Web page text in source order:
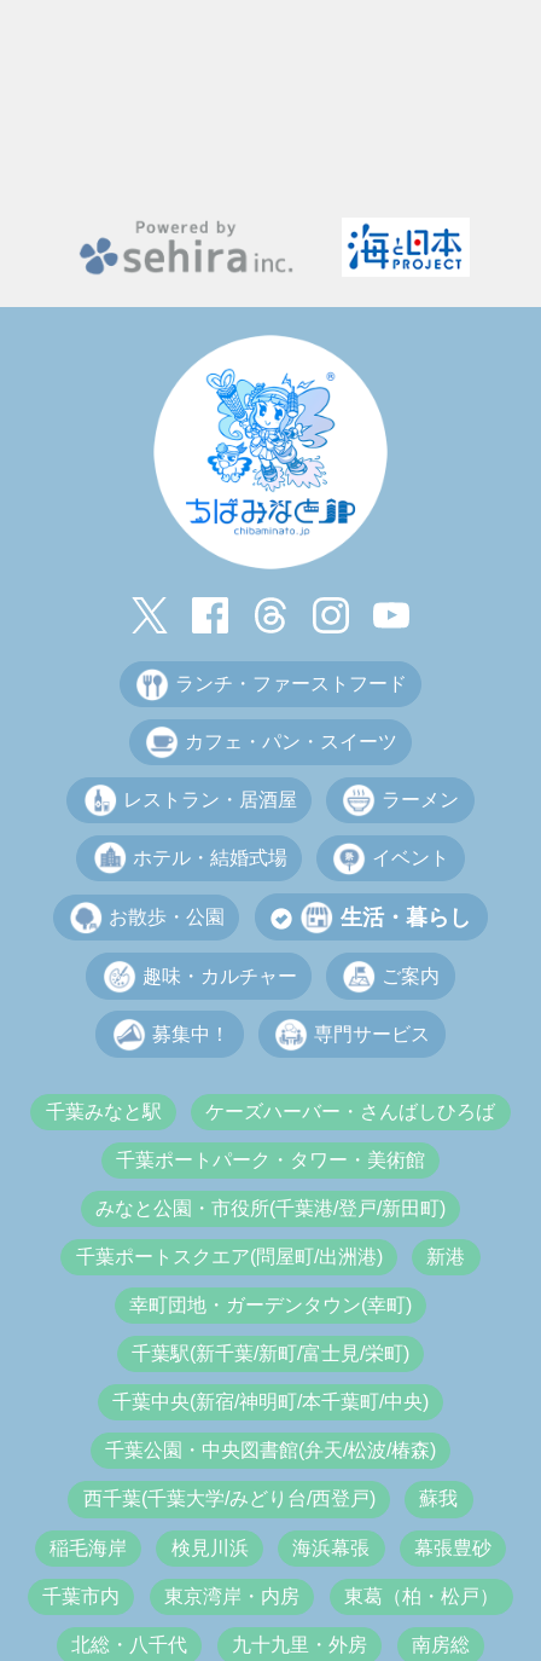
ランチ・ファーストフード
カフェ・パン・スイーツ
レストラン・居酒屋 ラーメン
ホテル・結婚式場 イベント
お散歩・公園 生活・暮らし
趣味・カルチャー ご案内
募集中！ 専門サービス
千葉みなと駅 ケーズハーバー・さんばしひろば
千葉ポートパーク・タワー・美術館
みなと公園・市役所(千葉港/登戸/新田町)
千葉ポートスクエア(問屋町/出洲港) 新港
幸町団地・ガーデンタウン(幸町)
千葉駅(新千葉/新町/富士見/栄町)
千葉中央(新宿/神明町/本千葉町/中央)
千葉公園・中央図書館(弁天/松波/椿森)
西千葉(千葉大学/みどり台/西登戸) 蘇我
稲毛海岸 検見川浜 海浜幕張 幕張豊砂
千葉市内 東京湾岸・内房 東葛（柏・松戸）
北総・八千代 九十九里・外房 南房総